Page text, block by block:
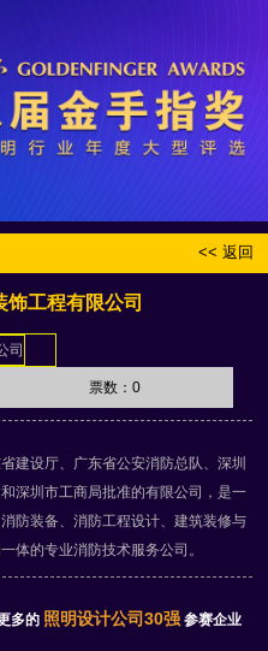
<< 返回
工程有限公司
票数：0
建设厅、广东省公安消防总队、深圳
深圳市工商局批准的有限公司，是一
防装备、消防工程设计、建筑装修与
体的专业消防技术服务公司。
多的 照明设计公司30强参赛企业